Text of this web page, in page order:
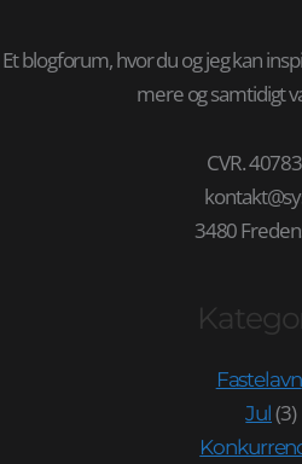
Et blogforum, hvor du og jeg kan
mere og samtidigt
CVR.
3480
Fastelavn
Jul (3)